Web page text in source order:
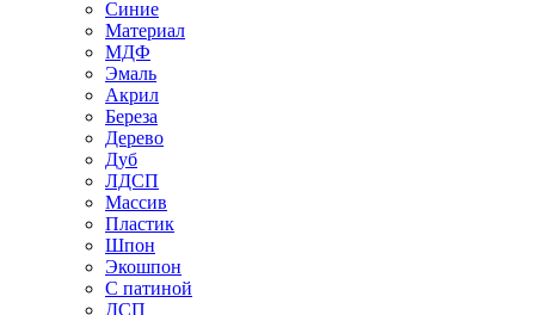
Синие
Материал
МДФ
Эмаль
Акрил
Береза
Дерево
Дуб
ЛДСП
Массив
Пластик
Шпон
Экошпон
С патиной
ДСП